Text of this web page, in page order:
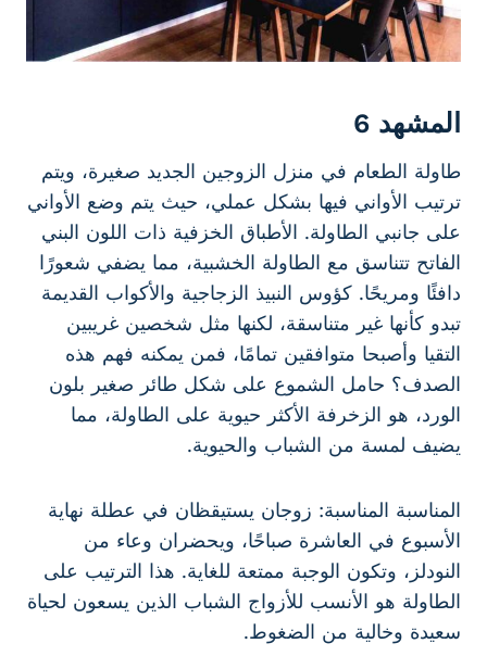
المشهد 6
طاولة الطعام في منزل الزوجين الجديد صغيرة، ويتم
ترتيب الأواني فيها بشكل عملي، حيث يتم وضع الأواني
على جانبي الطاولة. الأطباق الخزفية ذات اللون البني
الفاتح تتناسق مع الطاولة الخشبية، مما يضفي شعورًا
دافئًا ومريحًا. كؤوس النبيذ الزجاجية والأكواب القديمة
تبدو كأنها غير متناسقة، لكنها مثل شخصين غريبين
التقيا وأصبحا متوافقين تمامًا، فمن يمكنه فهم هذه
الصدف؟ حامل الشموع على شكل طائر صغير بلون
الورد، هو الزخرفة الأكثر حيوية على الطاولة، مما
يضيف لمسة من الشباب والحيوية.
المناسبة المناسبة: زوجان يستيقظان في عطلة نهاية
الأسبوع في العاشرة صباحًا، ويحضران وعاء من
النودلز، وتكون الوجبة ممتعة للغاية. هذا الترتيب على
الطاولة هو الأنسب للأزواج الشباب الذين يسعون لحياة
سعيدة وخالية من الضغوط.